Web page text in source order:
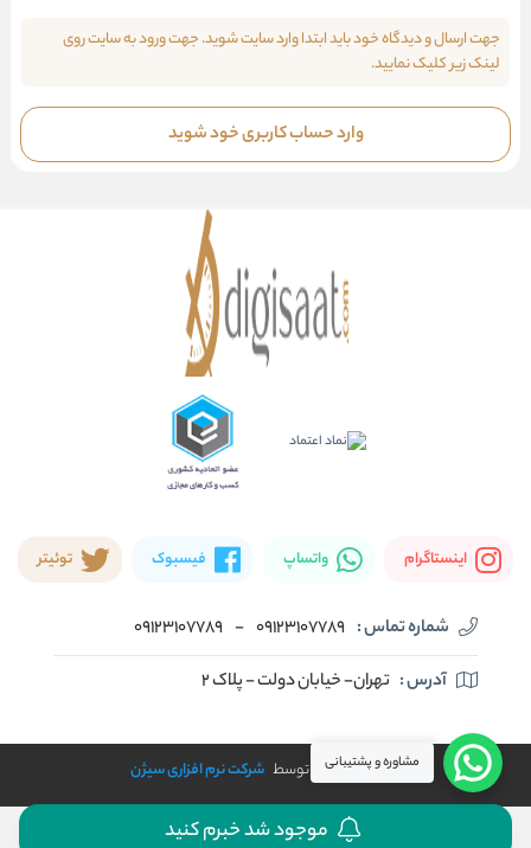
جهت ارسال و دیدگاه خود باید ابتدا وارد سایت شوید. جهت ورود به سایت روی
لینک زیر کلیک نمایید.
وارد حساب کاربری خود شوید
اینستاگرام واتساپ فیسبوک توئیتر
شماره تماس : 09123107789
-
09123107789
آدرس : تهران- خیابان دولت - پلاک ۲
طراحی و توسعه توسط شرکت نرم افزاری سیژن مشاوره و پشتیبانی